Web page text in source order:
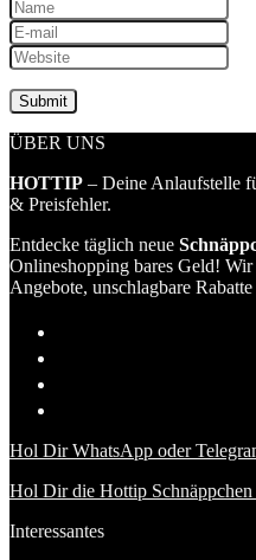
ÜBER UNS
HOTTIP – Deine Anlaufstelle
& Preisfehler.
Entdecke täglich neue
Onlineshopping bares Geld!
Angebote, unschlagbare
Hol Dir WhatsApp oder
Hol Dir die Hottip
Interessantes